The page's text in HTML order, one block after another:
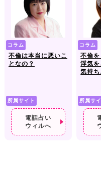
コラム
不倫は本当に悪いこ
となの？
所属サイト
電話占い
ウィルへ
コラム
不倫を
浮気
気持
所属サ